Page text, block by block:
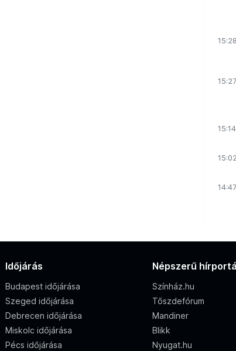
15:28
15:27
15:14
15:02
14:47
Időjárás
Budapest időjárása
Szeged időjárása
Debrecen időjárása
Miskolc időjárása
Pécs időjárása
Népszerű
Színház.hu
Tőszdefórum
Mandiner
Blikk
Nyugat.hu